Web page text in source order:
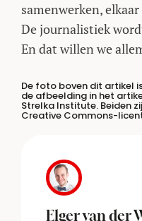
samenwerken,
De journalistiek
En dat willen we
De foto boven dit artikel
de afbeelding in het
Strelka Institute. Beiden
Creative Commons-
Elger van der